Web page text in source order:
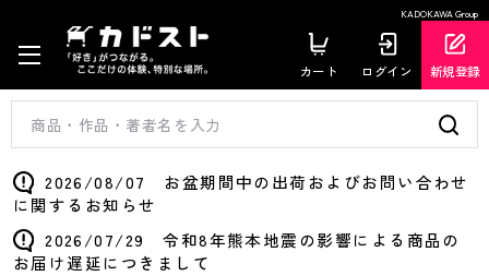
KADOKAWA Group
カート ログイン 新規登録
2026/08/07 お盆期間中の出荷およびお問い合わせ
に関するお知らせ
2026/07/29 令和8年熊本地震の影響による商品の
お届け遅延につきまして